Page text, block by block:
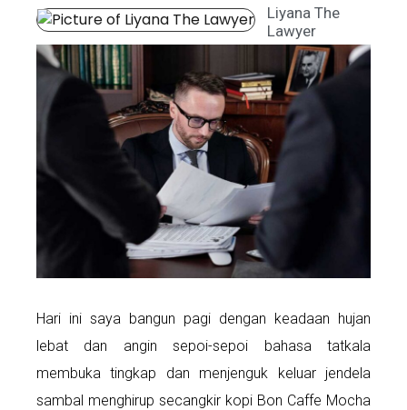
Liyana The
Lawyer
Hari ini saya bangun pagi dengan keadaan hujan
lebat dan angin sepoi-sepoi bahasa tatkala
membuka tingkap dan menjenguk keluar jendela
sambal menghirup secangkir kopi Bon Caffe Mocha